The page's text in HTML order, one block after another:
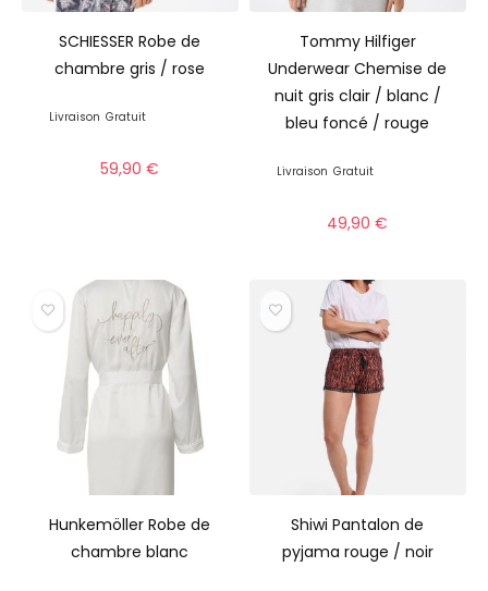
SCHIESSER Robe de
chambre gris / rose
Livraison Gratuit
59,90€
Tommy Hilfiger
Underwear Chemise de
nuit gris clair / blanc /
bleu foncé / rouge
Livraison Gratuit
49,90€
Hunkemöller Robe de
chambre blanc
Shiwi Pantalon de
pyjama rouge / noir